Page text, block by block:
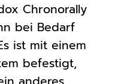
Chronorally
bei Bedarf
ist mit einem
befestigt,